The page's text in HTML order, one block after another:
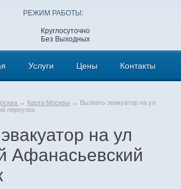
РЕЖИМ РАБОТЫ:
Круглосуточно
Без Выходных
Услуги Цены Контакты
→ Карта Москвы → Вызвать эвакуатор на ул
переулок
на ул
Афанасьевский